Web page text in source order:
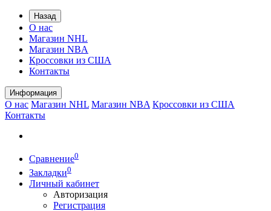
Назад
О нас
Магазин NHL
Магазин NBA
Кроссовки из США
Контакты
Информация
О нас Магазин NHL Магазин NBA Кроссовки из США
Контакты
Сравнение0
Закладки0
Личный кабинет
Авторизация
Регистрация